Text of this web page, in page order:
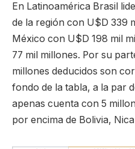
En Latinoamérica Brasil
de la región con U$D 339
México con U$D 198 mil
77 mil millones. Por su
millones deducidos son
fondo de la tabla, a la par
apenas cuenta con 5
por encima de Bolivia,